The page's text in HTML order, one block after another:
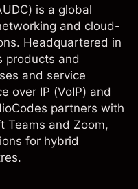
is a global
and cloud-
Headquartered in
products and
and service
over IP (VoIP) and
partners with
Teams and Zoom,
for hybrid